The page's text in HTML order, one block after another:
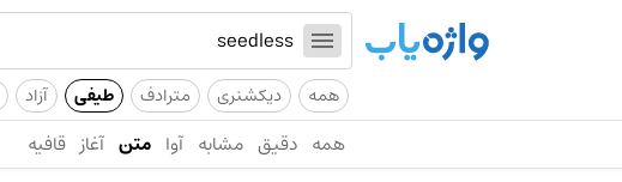
همه دیکشنری مترادف طیفی آزاد
همه دقیق مشابه آوا متن آغاز قافیه